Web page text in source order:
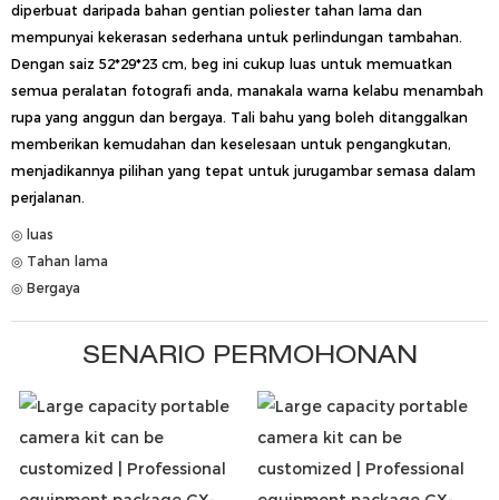
diperbuat daripada bahan gentian poliester tahan lama dan
mempunyai kekerasan sederhana untuk perlindungan tambahan.
Dengan saiz 52*29*23 cm, beg ini cukup luas untuk memuatkan
semua peralatan fotografi anda, manakala warna kelabu menambah
rupa yang anggun dan bergaya. Tali bahu yang boleh ditanggalkan
memberikan kemudahan dan keselesaan untuk pengangkutan,
menjadikannya pilihan yang tepat untuk jurugambar semasa dalam
perjalanan.
◎ luas
◎ Tahan lama
◎ Bergaya
SENARIO PERMOHONAN